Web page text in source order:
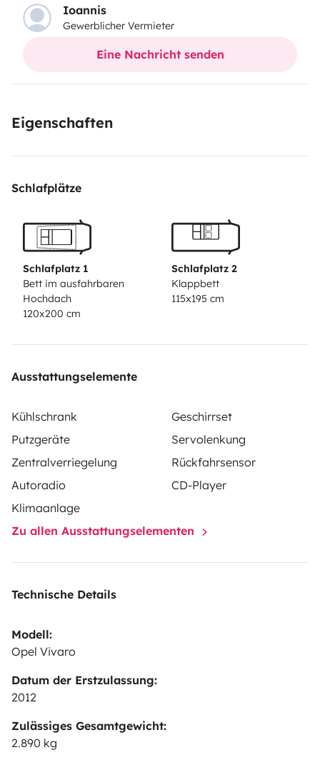
features:
Travel seats: 5, Sleeping places: 4, pop up
roof, seat bed, roof bed, 38L compressor fridge, 45L
water tank, gas hob, sink, kitchenware, cleaning kit,
USB ports, external socket for electrical supply, 220V
for Greece, fire extinguisher, first aid kit, warning
outdoor chairs & table, portable gas hob and 2 gas
145635706000EOT: 0933E81000178801
Ioannis
Gewerblicher Vermieter
Eine Nachricht senden
Eigenschaften
Schlafplätze
Schlafplatz 1
Bett im ausfahrbaren
Hochdach
120x200 cm
Schlafplatz 2
Klappbett
115x195 cm
Ausstattungselemente
Kühlschrank
Geschirrset
Putzgeräte
Servolenkung
Zentralverriegelung
Rückfahrsensor
Autoradio
CD-Player
Klimaanlage
Zu allen Ausstattungselementen
Technische Details
Modell:
Opel Vivaro
Datum der Erstzulassung:
2012
Zulässiges Gesamtgewicht:
2.890 kg